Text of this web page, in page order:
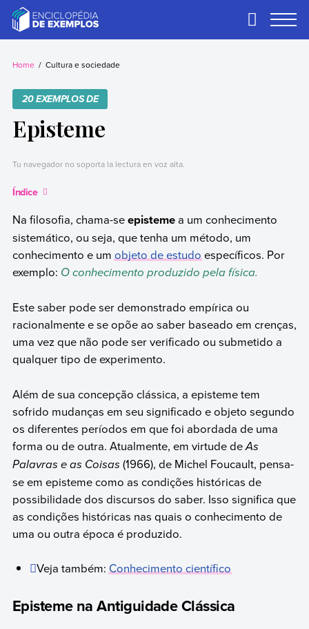
contentExemplos
Precisa de
temos.
Primary
Home Cultura e sociedade
20 EXEMPLOS DE
Episteme
Tu navegador no soporta la lectura en voz alta.
Índice
Na filosofia, chama-seepistemea um conhecimento
sistemático, ou seja, que tenha um método, um
conhecimento e umobjeto de estudoespecíficos. Por
exemplo: O conhecimento produzido pela física.
Este saber pode ser demonstrado empírica ou
racionalmente e se opõe ao saber baseado em crenças,
uma vez que não pode ser verificado ou submetido a
qualquer tipo de experimento.
Além de sua concepção clássica, a episteme tem
sofrido mudanças em seu significado e objeto segundo
os diferentes períodos em que foi abordada de uma
forma ou de outra. Atualmente, em virtude deAs
Palavras e as Coisas (1966), de Michel Foucault, pensa-
se em episteme como as condições históricas de
possibilidade dos discursos do saber. Isso significa que
as condições históricas nas quais o conhecimento de
uma ou outra época é produzido.
Veja também:Conhecimento científico
Episteme na Antiguidade Clássica